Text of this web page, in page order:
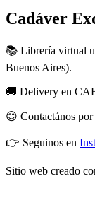
Cadáver
📚 Librería virtual
Buenos Aires).
🚚 Delivery en
😊 Contactános por
👉 Seguinos en
Sitio web creado